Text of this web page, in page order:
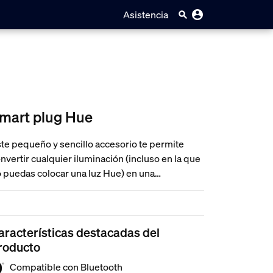
Asistencia
plug Hue
pequeño y sencillo accesorio te permite
cualquier iluminación (incluso en la que
puedas colocar una luz Hue) en una
inteligente que puedas controlar
Usa Bluetooth para lograr un control de luz
o conéctalo al Bridge Hue para
más características.
destacadas del
Compatible con Bluetooth